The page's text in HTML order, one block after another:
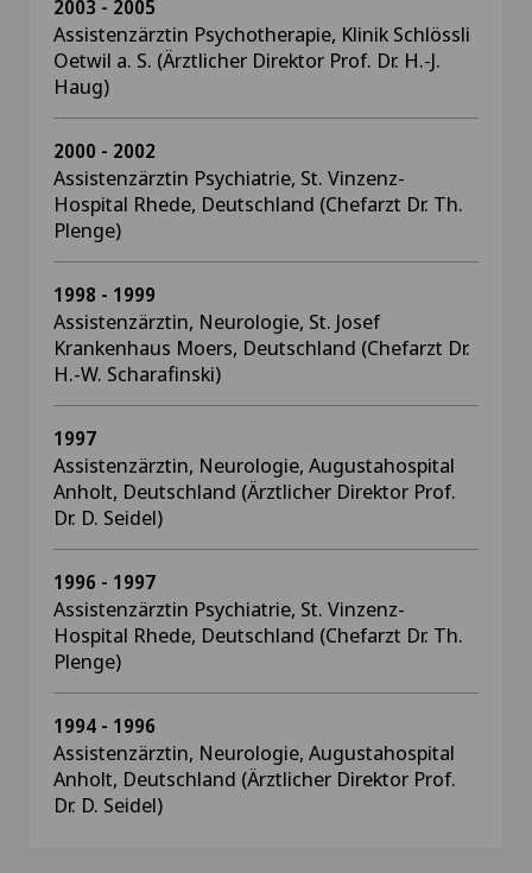
2003 - 2005
Assistenzärztin Psychotherapie, Klinik Schlössli
Oetwil a. S. (Ärztlicher Direktor Prof. Dr. H.-J.
Haug)
2000 - 2002
Assistenzärztin Psychiatrie, St. Vinzenz-
Hospital Rhede, Deutschland (Chefarzt Dr. Th.
Plenge)
1998 - 1999
Assistenzärztin, Neurologie, St. Josef
Krankenhaus Moers, Deutschland (Chefarzt Dr.
H.-W. Scharafinski)
1997
Assistenzärztin, Neurologie, Augustahospital
Anholt, Deutschland (Ärztlicher Direktor Prof.
Dr. D. Seidel)
1996 - 1997
Assistenzärztin Psychiatrie, St. Vinzenz-
Hospital Rhede, Deutschland (Chefarzt Dr. Th.
Plenge)
1994 - 1996
Assistenzärztin, Neurologie, Augustahospital
Anholt, Deutschland (Ärztlicher Direktor Prof.
Dr. D. Seidel)